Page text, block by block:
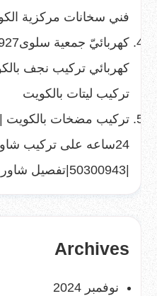
فني سخانات مركزية
كهربائيّ جمعية سلوى51419927- اتصل الآن
تركيب ليتات بالكويت
24ساعه
على تركيب
|50300943|تفصيل شاور بالكويت
Archives
نوفمبر 2024